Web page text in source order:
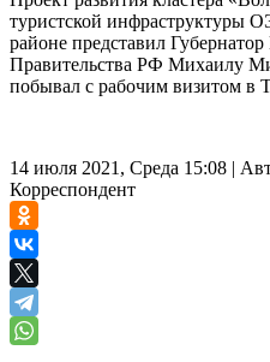
туристской инфраструктуры
районе представил
Правительства РФ Михаилу
побывал с рабочим визитом в
14 июля 2021, Среда 15:08 |
Корреспондент